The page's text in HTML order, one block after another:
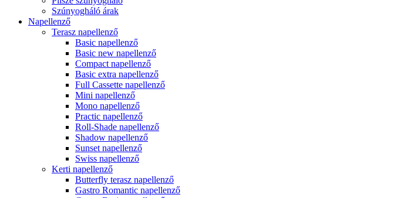
Szúnyogháló árak
Napellenző
Terasz napellenző
Basic napellenző
Basic new napellenző
Compact napellenző
Basic extra napellenző
Full Cassette napellenző
Mini napellenző
Mono napellenző
Practic napellenző
Roll-Shade napellenző
Shadow napellenző
Sunset napellenző
Swiss napellenző
Kerti napellenző
Butterfly terasz napellenző
Gastro Romantic napellenző